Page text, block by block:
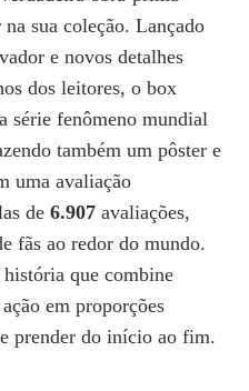
sua coleção. Lançado
e novos detalhes
dos leitores, o box
série fenômeno mundial
também um pôster e
uma avaliação
de 6.907 avaliações,
fãs ao redor do mundo.
história que combine
em proporções
prender do início ao fim.